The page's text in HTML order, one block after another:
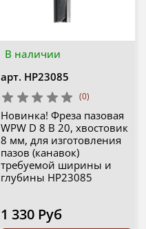
В наличии
арт. HP23085
(0)
Новинка! Фреза пазовая
WPW D 8 B 20, хвостовик
8 мм, для изготовления
пазов (канавок)
требуемой ширины и
глубины HP23085
1 330 Руб